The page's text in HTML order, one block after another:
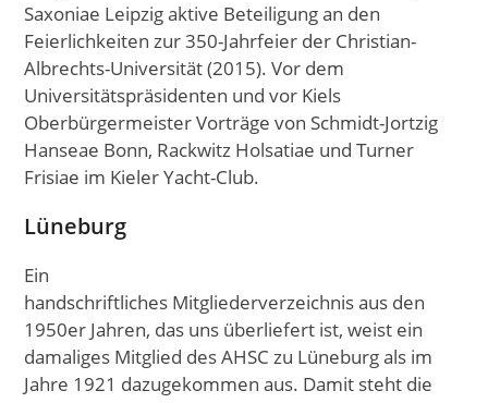
Saxoniae Leipzig aktive Beteiligung an den
Feierlichkeiten zur 350-Jahrfeier der Christian-
Albrechts-Universität (2015). Vor dem
Universitätspräsidenten und vor Kiels
Oberbürgermeister Vorträge von Schmidt-Jortzig
Hanseae Bonn, Rackwitz Holsatiae und Turner
Frisiae im Kieler Yacht-Club.
Lüneburg
Ein
handschriftliches Mitgliederverzeichnis aus den
1950er Jahren, das uns überliefert ist, weist ein
damaliges Mitglied des AHSC zu Lüneburg als im
Jahre 1921 dazugekommen aus. Damit steht die